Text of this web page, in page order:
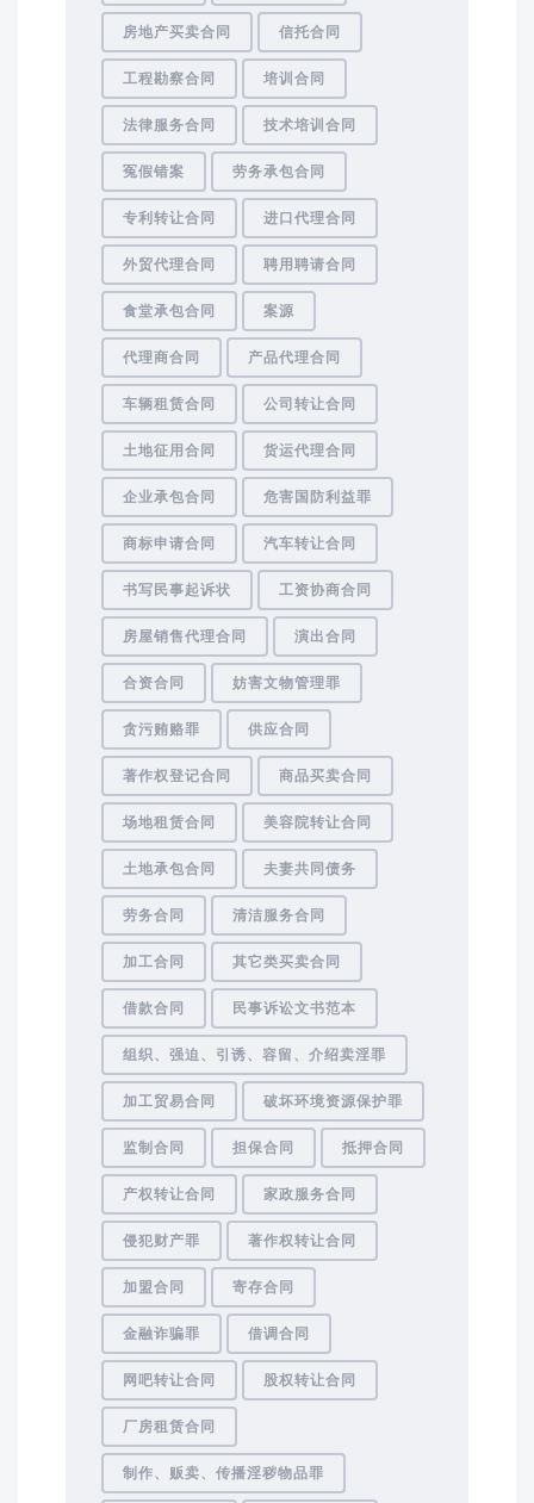
房地产买卖合同 信托合同
工程勘察合同 培训合同
法律服务合同 技术培训合同
冤假错案 劳务承包合同
专利转让合同 进口代理合同
外贸代理合同 聘用聘请合同
食堂承包合同 案源
代理商合同 产品代理合同
车辆租赁合同 公司转让合同
土地征用合同 货运代理合同
企业承包合同 危害国防利益罪
商标申请合同 汽车转让合同
书写民事起诉状 工资协商合同
房屋销售代理合同 演出合同
合资合同 妨害文物管理罪
贪污贿赂罪 供应合同
著作权登记合同 商品买卖合同
场地租赁合同 美容院转让合同
土地承包合同 夫妻共同债务
劳务合同 清洁服务合同
加工合同 其它类买卖合同
借款合同 民事诉讼文书范本
组织、强迫、引诱、容留、介绍卖淫罪
加工贸易合同 破坏环境资源保护罪
监制合同 担保合同 抵押合同
产权转让合同 家政服务合同
侵犯财产罪 著作权转让合同
加盟合同 寄存合同
金融诈骗罪 借调合同
网吧转让合同 股权转让合同
厂房租赁合同
制作、贩卖、传播淫秽物品罪